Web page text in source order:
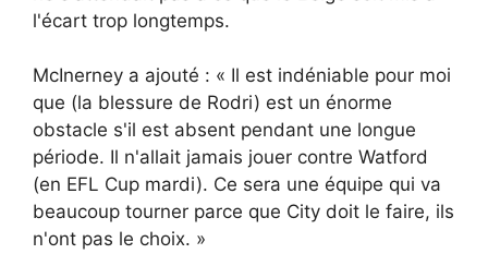
l'écart trop longtemps.
McInerney a ajouté : « Il est indéniable pour moi
que (la blessure de Rodri) est un énorme
obstacle s'il est absent pendant une longue
période. Il n'allait jamais jouer contre Watford
(en EFL Cup mardi). Ce sera une équipe qui va
beaucoup tourner parce que City doit le faire, ils
n'ont pas le choix. »